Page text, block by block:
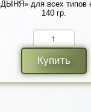
ДЫНЯ» для всех типов
140 гр.
Купить